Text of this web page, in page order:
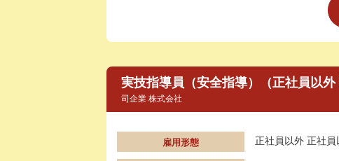
実技指導員（安全指導）（正社員以
司企業 株式会社
雇用形態
正社員以外 正社